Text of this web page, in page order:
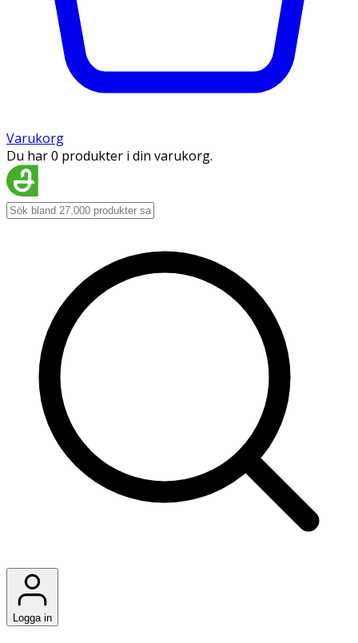
Varukorg
Du har 0 produkter i din varukorg.
Logga in